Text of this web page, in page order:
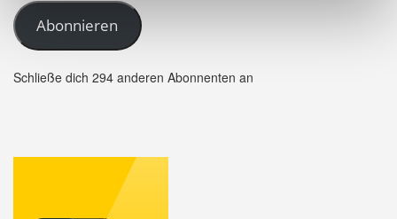
Abonnieren
Schließe dich 294 anderen Abonnenten an